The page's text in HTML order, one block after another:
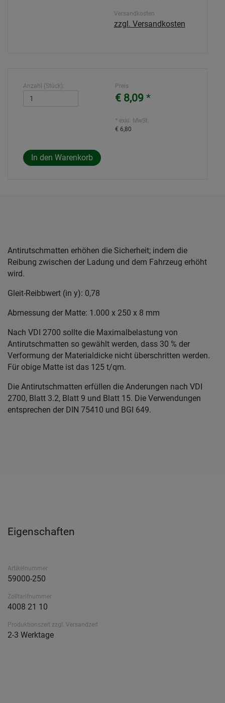
Versandkosten
zzgl. Versandkosten
Anzahl (Stück): Preis
€ 8,09 *
* exkl. MwSt.:
€ 6,80
Antirutschmatten erhöhen die Sicherheit; indem die
Reibung zwischen der Ladung und dem Fahrzeug erhöht
wird.
Gleit-Reibbwert (in y): 0,78
Abmessung der Matte: 1.000 x 250 x 8 mm
Nach VDI 2700 sollte die Maximalbelastung von
Antirutschmatten so gewählt werden, dass 30 % der
Verformung der Materialdicke nicht überschritten werden.
Für obige Matte ist das 125 t/qm.
Die Antirutschmatten erfüllen die Anderungen nach VDI
2700, Blatt 3.2, Blatt 9 und Blatt 15. Die Verwendungen
entsprechen der DIN 75410 und BGI 649.
Eigenschaften
Artikelnummer
59000-250
Zolltarifnummer
4008 21 10
Produktionszeit zzgl. Versandzeit
2-3 Werktage